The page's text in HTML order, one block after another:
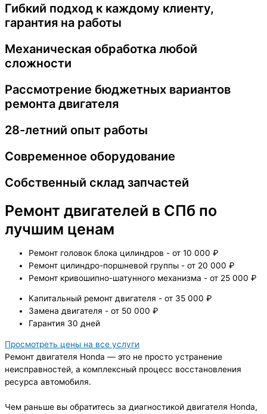
Гибкий подход к каждому клиенту,
гарантия на работы
Механическая обработка любой
сложности
Рассмотрение бюджетных вариантов
ремонта двигателя
28-летний опыт работы
Современное оборудование
Собственный склад запчастей
Ремонт двигателей в СПб по
лучшим ценам
Ремонт головок блока цилиндров - от 10 000 ₽
Ремонт цилиндро-поршневой группы - от 20 000 ₽
Ремонт кривошипно-шатунного механизма - от 25 000 ₽
Капитальный ремонт двигателя - от 35 000 ₽
Замена двигателя - от 50 000 ₽
Гарантия 30 дней
Просмотреть цены на все услуги
Ремонт двигателя Honda — это не просто устранение
неисправностей, а комплексный процесс восстановления
ресурса автомобиля.
Чем раньше вы обратитесь за диагностикой двигателя Honda,